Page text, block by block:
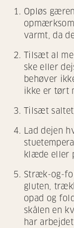
Opløs
varmt, da
Tilsæt al
ske eller
behøver
ikke er tørt
Tilsæt
Lad dejen
klæde eller
Stræk-og-
gluten,
opad og
skålen en
har